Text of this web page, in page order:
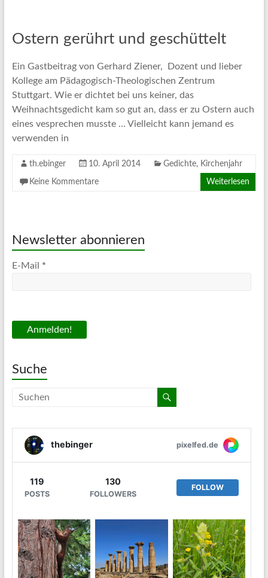
Ostern gerührt und geschüttelt
Ein Gastbeitrag von Gerhard Ziener, Dozent und lieber
Kollege am Pädagogisch-Theologischen Zentrum
Stuttgart. Wie er dichtet bei uns keiner, das
Weihnachtsgedicht kam so gut an, dass er zu Ostern auch
eines vesprechen musste … Vielleicht kann jemand es
verwenden in
th.ebinger 10. April 2014 Gedichte, Kirchenjahr
Keine Kommentare Weiterlesen
Newsletter abonnieren
E-Mail *
Suche